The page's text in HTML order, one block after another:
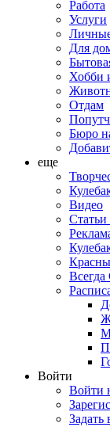
Работа
Услуги
Для
Хобби
Отдам
Бюро
еще
Видео
Статьи
Всегда
Войти
Войти
Задать